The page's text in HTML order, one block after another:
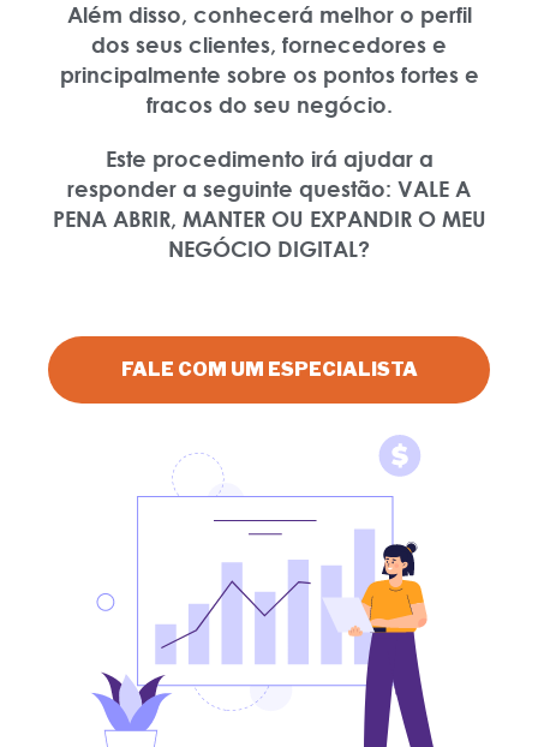
Além disso, conhecerá melhor o perfil
dos seus clientes, fornecedores e
principalmente sobre os pontos fortes e
fracos do seu negócio.
Este procedimento irá ajudar a
responder a seguinte questão: VALE A
PENA ABRIR, MANTER OU EXPANDIR O MEU
NEGÓCIO DIGITAL?
FALE COM UM ESPECIALISTA